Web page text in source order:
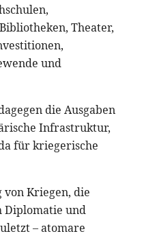
Theater,
und
die Ausgaben
Infrastruktur,
für kriegerische
von Kriegen, die
Diplomatie und
– atomare